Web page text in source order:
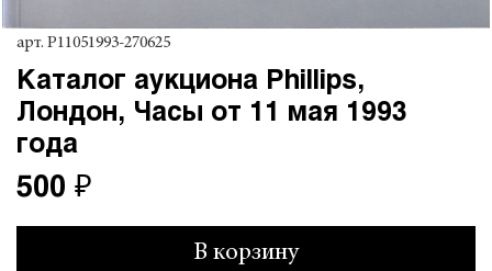
арт. P11051993-270625
Каталог аукциона Phillips,
Лондон, Часы от 11 мая 1993
года
500 ₽
В корзину